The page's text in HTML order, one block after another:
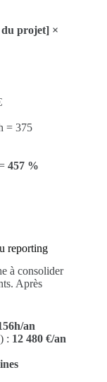
projet] ×
= 375
457 %
reporting
à consolider
Après
an
: 12 480 €/an